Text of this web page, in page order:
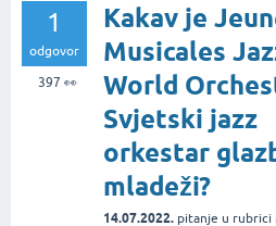
1
odgovor
397 👀
Kakav je
Musicales
World
Svjetski jazz
orkestar
mladeži?
14.07.2022. pitanje u rubrici